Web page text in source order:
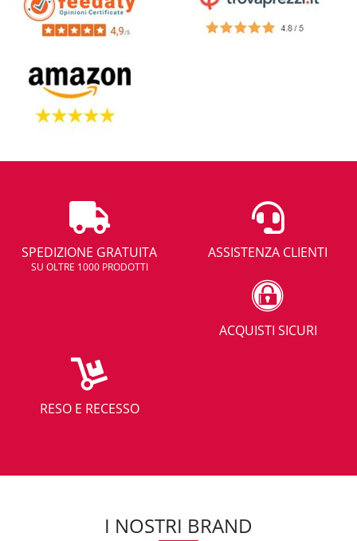
SPEDIZIONE GRATUITA
SU OLTRE 1000 PRODOTTI
ASSISTENZA CLIENTI
ACQUISTI SICURI
RESO E RECESSO
I NOSTRI BRAND